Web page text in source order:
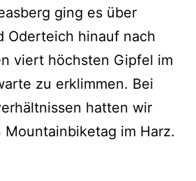
ging es über
Oderteich hinauf nach
viert höchsten Gipfel im
zu erklimmen. Bei
hatten wir
im Harz.